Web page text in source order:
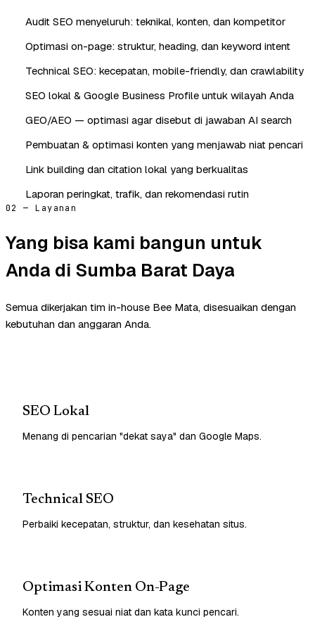
Audit SEO menyeluruh: teknikal, konten, dan kompetitor
Optimasi on-page: struktur, heading, dan keyword intent
Technical SEO: kecepatan, mobile-friendly, dan crawlability
SEO lokal & Google Business Profile untuk wilayah Anda
GEO/AEO — optimasi agar disebut di jawaban AI search
Pembuatan & optimasi konten yang menjawab niat pencari
Link building dan citation lokal yang berkualitas
Laporan peringkat, trafik, dan rekomendasi rutin
02 — Layanan
Yang bisa kami bangun untuk
Anda di Sumba Barat Daya
Semua dikerjakan tim in-house Bee Mata, disesuaikan dengan
kebutuhan dan anggaran Anda.
SEO Lokal
Menang di pencarian "dekat saya" dan Google Maps.
Technical SEO
Perbaiki kecepatan, struktur, dan kesehatan situs.
Optimasi Konten On-Page
Konten yang sesuai niat dan kata kunci pencari.